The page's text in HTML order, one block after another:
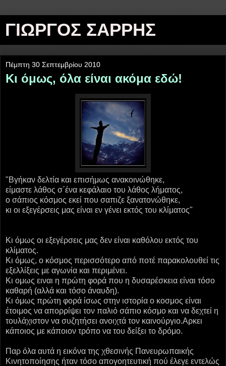
ΓΙΩΡΓΟΣ ΣΑΡΡΗΣ
Πέμπτη 30 Σεπτεμβρίου 2010
Κι όμως, όλα είναι ακόμα εδώ!
‎"Βγήκαν δελτία και επισήμως ανακοινώθηκε,
είμαστε λάθος σ΄ένα κεφάλαιο του λάθος λήματος,
ο σάπιος κόσμος εκεί που σαπιζε ξανατονώθηκε,
κι οι εξεγέρσεις μας είναι εν γένει εκτός του κλίματος"
Κι όμως οι εξεγέρσεις μας δεν είναι καθόλου εκτός του
κλίματος.
Κι όμως, ο κόσμος περισσότερο από ποτέ παρακολουθεί τις
εξελλίξεις με αγωνία και περιμένει.
Κι ομως ειναι η πρώτη φορά που η δυσαρέσκεια είναι τόσο
καθαρή (αλλά και τόσο άναυδη).
Κι όμως πρώτη φορά ίσως στην ιστορία ο κοσμος είναι
έτοιμος να απορρίψει τον παλιό σάπιο κόσμο και να δεχτεί η
τουλάχιστον να συζητήσει ανοιχτά τον καινούργιο.Αρκει
κάποιος με κάποιον τρόπο να του δείξει το δρόμο.
Παρ όλα αυτά η εικόνα της χθεσινής Πανευρωπαικής
Κινητοποίησης ήταν τόσο απογοητευτική πού έλεγε εντελώς